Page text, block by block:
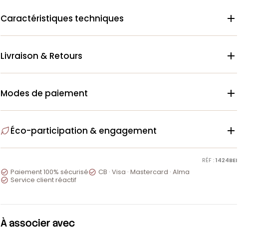
Caractéristiques techniques 
Livraison & Retours 
Modes de paiement 
Éco-participation & engagement 
RÉF :1424BEI
 Paiement 100% sécurisé CB · Visa · Mastercard · Alma
 Service client réactif
À associer avec